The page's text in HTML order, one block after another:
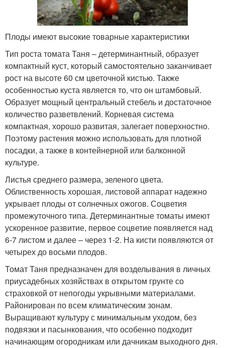
Плоды имеют высокие товарные характеристики
Тип роста томата Таня – детерминантный, образует
компактный куст, который самостоятельно заканчивает
рост на высоте 60 см цветочной кистью. Также
особенностью куста является то, что он штамбовый.
Образует мощный центральный стебель и достаточное
количество разветвлений. Корневая система
компактная, хорошо развитая, залегает поверхностно.
Поэтому растения можно использовать для плотной
посадки, а также в контейнерной или балконной
культуре.
Листья среднего размера, зеленого цвета.
Облиственность хорошая, листовой аппарат надежно
укрывает плоды от солнечных ожогов. Соцветия
промежуточного типа. Детерминантные томаты имеют
ускоренное развитие, первое соцветие появляется над
6-7 листом и далее – через 1-2. На кисти появляются от
четырех до восьми плодов.
Томат Таня предназначен для возделывания в личных
приусадебных хозяйствах в открытом грунте со
страховкой от непогоды укрывными материалами.
Районирован по всем климатическим зонам.
Выращивают культуру с минимальным уходом, без
подвязки и пасынкования, что особенно подходит
начинающим огородникам или дачникам выходного дня.